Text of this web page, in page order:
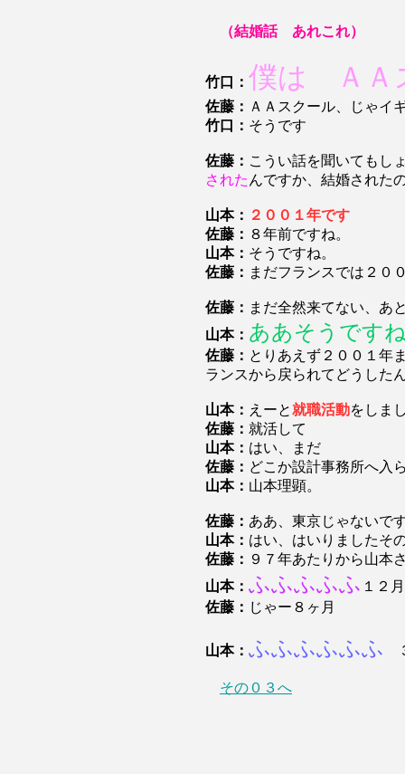
（結婚話 あれこれ）
竹口： 僕は ＡＡ
佐藤： ＡＡスクール、じゃイ
竹口： そうです
佐藤： こうい話を聞いてもし
された んですか、結婚された
山本： ２００１年です
佐藤： ８年前ですね。
山本： そうですね。
佐藤： まだフランスでは２０
佐藤： まだ全然来てない、あ
山本： ああそうです
佐藤： とりあえず２００１年
ランスから戻られてどうした
山本： えーと就職活動をしま
佐藤： 就活して
山本： はい、まだ
佐藤： どこか設計事務所へ入
山本： 山本理顕。
佐藤： ああ、東京じゃないで
山本： はい、はいりましたそ
佐藤： ９７年あたりから山本
山本： ふふふふふ １２
佐藤： じゃー８ヶ月
山本： ふふふふふふ
その０３へ